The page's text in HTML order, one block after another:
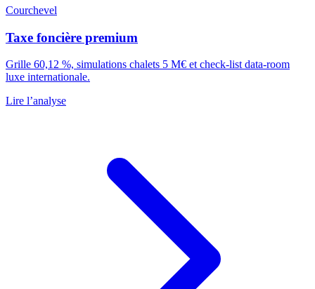
Courchevel
Taxe foncière premium
Grille 60,12 %, simulations chalets 5 M€ et check-list data-room
luxe internationale.
Lire l’analyse